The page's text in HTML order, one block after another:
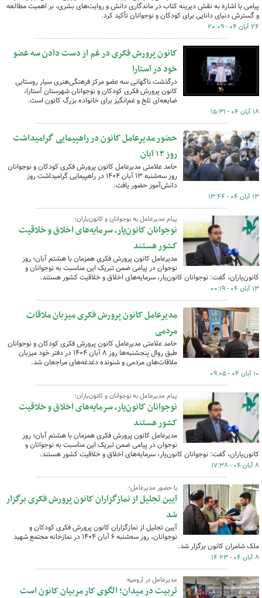
پیامی با اشاره به نقش دیرینه کتاب در ماندگاری دانش و روایت‌های بشری، بر اهمیت مطالعه
و گسترش دنیای دانایی برای کودکان و نوجوانان تأکید کرد.
۲۴ آبان ۰۴ - ۲۰:۰۹
کانون پرورش فکری در غم از دست دادن سه عضو
خود در آستارا
درگذشت ناگهانی سه عضو مرکز فرهنگی‌هنری سیار روستایی
کانون پرورش فکری کودکان و نوجوانان شهرستان آستارا،
ضایعه‌ای تلخ و غم‌انگیز برای خانواده بزرگ کانون است.
۱۸ آبان ۰۴ - ۱۵:۳۱
حضور مدیرعامل کانون در راهپیمایی گرامیداشت
روز ۱۳ آبان
حامد علامتی مدیرعامل کانون پرورش فکری کودکان و نوجوانان
روز سه‌شنبه ۱۳ آبان ۱۴۰۴ در راهپیمایی گرامیداشت روز
دانش‌آموز حضور یافت.
۱۳ آبان ۰۴ - ۱۳:۴۴
پیام مدیرعامل به نوجوانان و کانون‌یاران؛
نوجوانان کانون‌یار، سرمایه‌های اخلاق و خلاقیت
کشور هستند
مدیرعامل کانون پرورش فکری همزمان با هشتم آبان؛ روز
نوجوان در پیامی ضمن تبریک این مناسبت به نوجوانان و
کانون‌یاران، گفت: نوجوانان کانون‌یار، سرمایه‌های اخلاق و خلاقیت کشور هستند.
۱۳ آبان ۰۴ - ۰۰:۱۹
مدیرعامل کانون پرورش فکری میزبان ملاقات
مردمی
حامد علامتی مدیرعامل کانون پرورش فکری کودکان و نوجوانان
طبق روال پنجشنبه‌ها روز ۸ آبان ۱۴۰۴ در دفتر خود میزبان
ملاقات‌های مردمی و شنونده دغدغه‌های مراجعان شد.
۱۰ آبان ۰۴ - ۰۹:۰۵
پیام مدیرعامل به نوجوانان و کانون‌یاران؛
نوجوانان کانون‌یار، سرمایه‌های اخلاق و خلاقیت
کشور هستند
مدیرعامل کانون پرورش فکری همزمان با هشتم آبان؛ روز
نوجوان در پیامی ضمن تبریک این مناسبت به نوجوانان و
کانون‌یاران، گفت: نوجوانان کانون‌یار، سرمایه‌های اخلاق و خلاقیت کشور هستند.
۸ آبان ۰۴ - ۱۷:۳۸
با حضور مدیرعامل؛
آیین تجلیل از نمازگزاران کانون پرورش فکری برگزار
شد
آیین تجلیل از نمازگزاران کانون پرورش فکری کودکان و
نوجوانان، روز سه‌شنبه ۶ آبان ۱۴۰۴ در نمازخانه مجتمع شهید
ملک شامران کانون برگزار شد.
۸ آبان ۰۴ - ۱۴:۲۳
مدیرعامل در ارومیه:
تربیت در میدان؛ الگوی کار مربیان کانون است